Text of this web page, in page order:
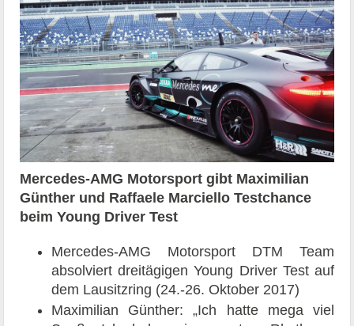
Mercedes-AMG Motorsport gibt Maximilian
Günther und Raffaele Marciello Testchance
beim Young Driver Test
Mercedes-AMG Motorsport DTM Team
absolviert dreitägigen Young Driver Test auf
dem Lausitzring (24.-26. Oktober 2017)
Maximilian Günther: „Ich hatte mega viel